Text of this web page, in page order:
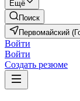
Ещё
Поиск
Первомайский
Войти
Войти
Создать резюме